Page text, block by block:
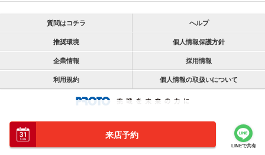
来店予約
LINEで共有
質問はコチラ ヘルプ
推奨環境 個人情報保護方針
企業情報 採用情報
利用規約 個人情報の取扱いについて